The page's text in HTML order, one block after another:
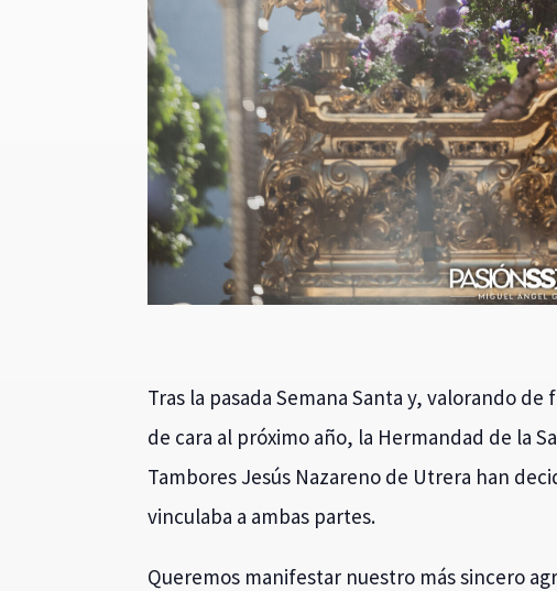
Tras la pasada Semana Santa y, valorando
de cara al próximo año, la Hermandad de la
Tambores Jesús Nazareno de Utrera han
vinculaba a ambas partes.
Queremos manifestar nuestro más sincero